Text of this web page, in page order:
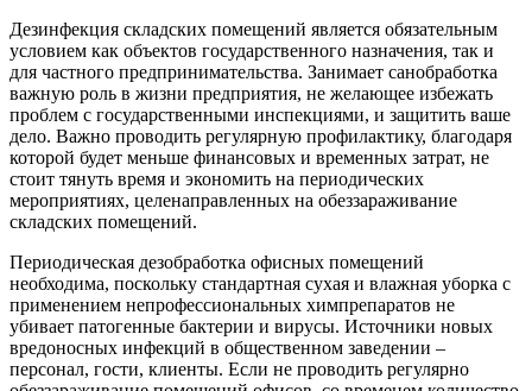
Дезинфекция складских помещений является обязательным
условием как объектов государственного назначения, так и
для частного предпринимательства. Занимает санобработка
важную роль в жизни предприятия, не желающее избежать
проблем с государственными инспекциями, и защитить ваше
дело. Важно проводить регулярную профилактику, благодаря
которой будет меньше финансовых и временных затрат, не
стоит тянуть время и экономить на периодических
мероприятиях, целенаправленных на обеззараживание
складских помещений.
Периодическая дезобработка офисных помещений
необходима, поскольку стандартная сухая и влажная уборка с
применением непрофессиональных химпрепаратов не
убивает патогенные бактерии и вирусы. Источники новых
вредоносных инфекций в общественном заведении –
персонал, гости, клиенты. Если не проводить регулярно